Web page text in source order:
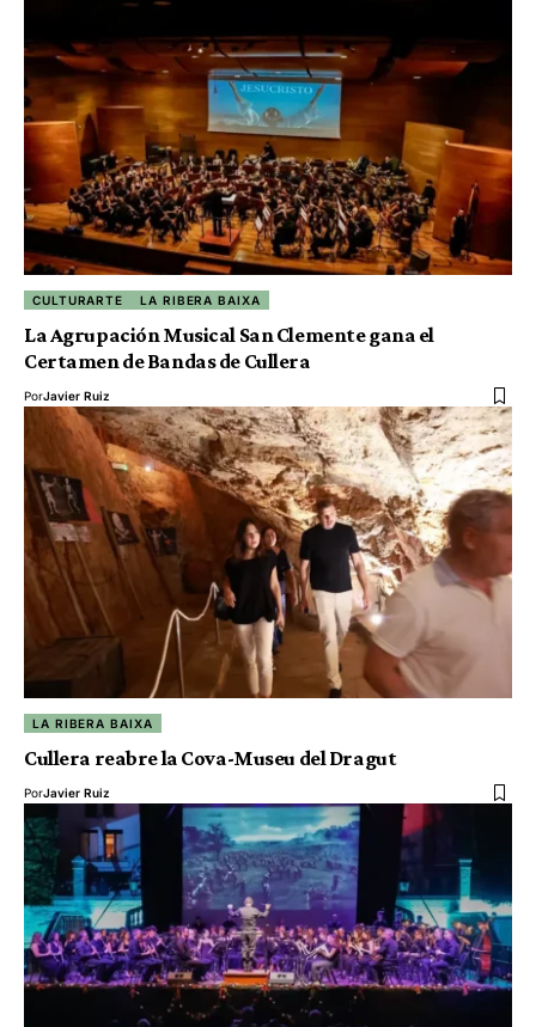
CULTURARTE LA RIBERA BAIXA
La Agrupación Musical San Clemente gana el
Certamen de Bandas de Cullera
PorJavier Ruiz
LA RIBERA BAIXA
Cullera reabre la Cova-Museu del Dragut
PorJavier Ruiz